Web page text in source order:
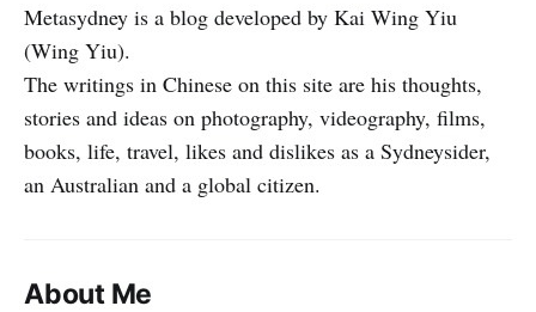
Metasydney is a blog developed by Kai Wing Yiu
(Wing Yiu).
The writings in Chinese on this site are his thoughts,
stories and ideas on photography, videography, films,
books, life, travel, likes and dislikes as a Sydneysider,
an Australian and a global citizen.
About Me